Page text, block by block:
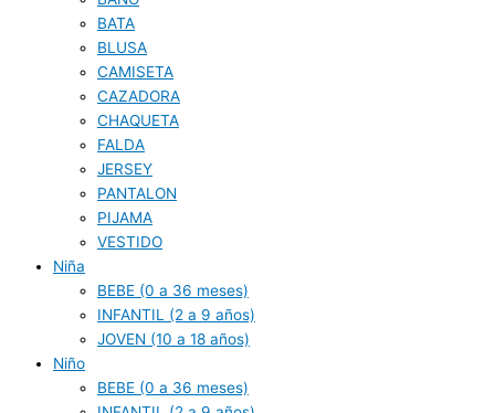
BATA
BLUSA
CAMISETA
CAZADORA
CHAQUETA
FALDA
JERSEY
PANTALON
PIJAMA
VESTIDO
Niña
BEBE (0 a 36 meses)
INFANTIL (2 a 9 años)
JOVEN (10 a 18 años)
Niño
BEBE (0 a 36 meses)